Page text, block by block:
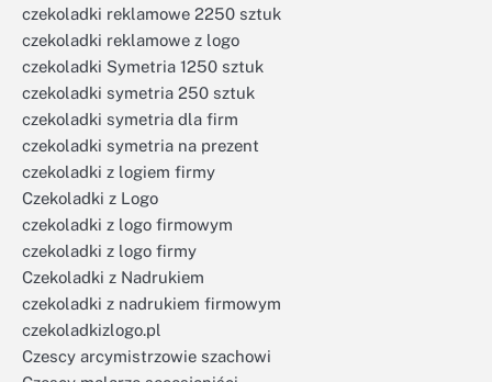
czekoladki reklamowe 2250 sztuk
czekoladki reklamowe z logo
czekoladki Symetria 1250 sztuk
czekoladki symetria 250 sztuk
czekoladki symetria dla firm
czekoladki symetria na prezent
czekoladki z logiem firmy
Czekoladki z Logo
czekoladki z logo firmowym
czekoladki z logo firmy
Czekoladki z Nadrukiem
czekoladki z nadrukiem firmowym
czekoladkizlogo.pl
Czescy arcymistrzowie szachowi